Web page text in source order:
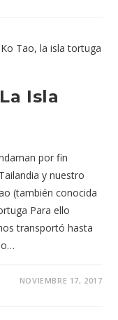
Isla
por fin
y nuestro
(también conocida
Para ello
transportó hasta
NOVIEMBRE 17, 2017